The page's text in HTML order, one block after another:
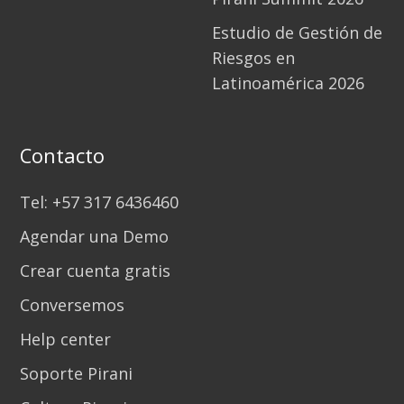
Estudio de Gestión de
Riesgos en
Latinoamérica 2026
Contacto
Tel: +57 317 6436460
Agendar una Demo
Crear cuenta gratis
Conversemos
Help center
Soporte Pirani